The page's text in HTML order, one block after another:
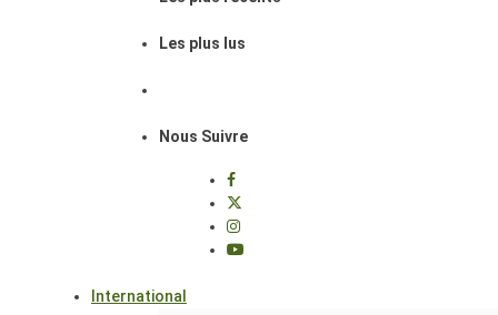
Les plus lus
Nous Suivre
International